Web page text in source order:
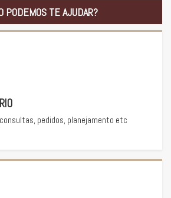
PODEMOS TE AJUDAR?
pedidos, planejamento etc